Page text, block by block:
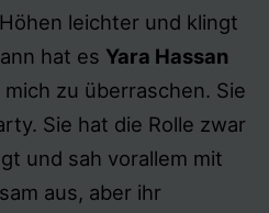
leichter und klingt
hat es Yara Hassan
zu überraschen. Sie
Sie hat die Rolle zwar
und sah vorallem mit
aus, aber ihr